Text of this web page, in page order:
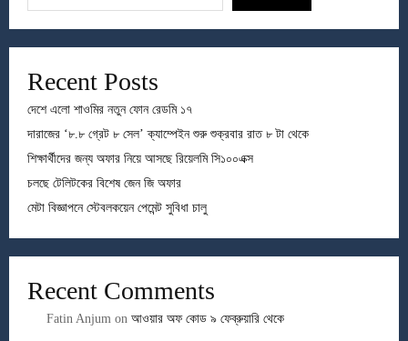
Recent Posts
দেশে এলো শাওমির নতুন ফোন রেডমি ১৭
দারাজের ‘৮.৮ গ্রেট ৮ সেল’ ক্যাম্পেইন শুরু শুক্রবার রাত ৮ টা থেকে
শিক্ষার্থীদের জন্য অফার নিয়ে আসছে রিয়েলমি সি১০০এক্স
চলছে টেলিটকের বিশেষ জেন জি অফার
মেটা বিজ্ঞাপনে স্টেবলকয়েন পেমেন্ট সুবিধা চালু
Recent Comments
Fatin Anjum on আওয়ার অফ কোড ৯ ফেব্রুয়ারি থেকে